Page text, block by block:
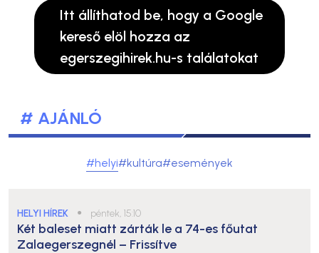
Itt állíthatod be, hogy a Google
kereső elöl hozza az
egerszegihirek.hu-s találatokat
# AJÁNLÓ
#helyi#kultúra#események
HELYI HÍREK ● péntek, 15:10
Két baleset miatt zárták le a 74-es főutat
Zalaegerszegnél – Frissítve